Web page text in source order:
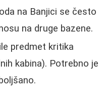
na Banjici se često
na druge bazene.
predmet kritika
kabina). Potrebno je